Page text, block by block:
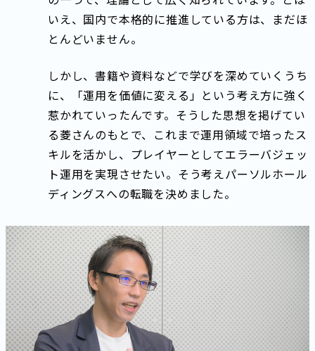
いえ、国内で本格的に推進している方は、まだほ
とんどいません。
しかし、書籍や資料などで学びを深めていくうち
に、「運用を価値に変える」という考え方に強く
惹かれていったんです。そうした思想を掲げてい
る菱さんのもとで、これまで運用領域で培ったス
キルを活かし、プレイヤーとしてエラーバジェッ
ト運用を実現させたい。そう考えパーソルホール
ディングスへの転職を決めました。